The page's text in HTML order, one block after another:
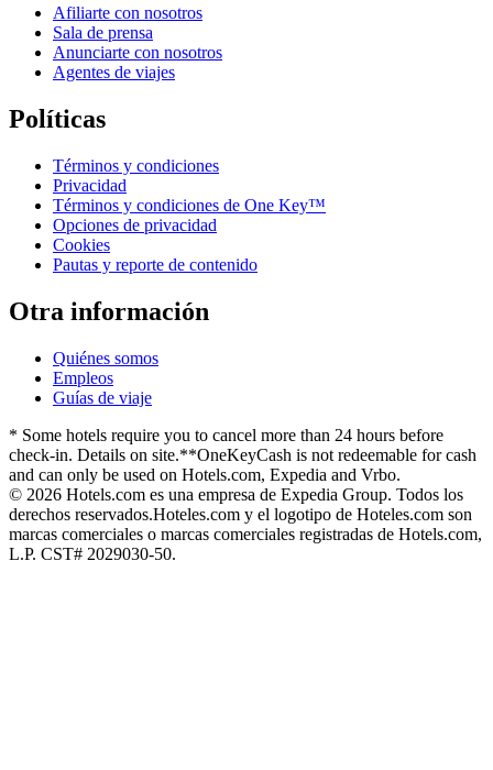
Afiliarte con nosotros
Sala de prensa
Anunciarte con nosotros
Agentes de viajes
Políticas
Términos y condiciones
Privacidad
Términos y condiciones de One Key™
Opciones de privacidad
Cookies
Pautas y reporte de contenido
Otra información
Quiénes somos
Empleos
Guías de viaje
* Some hotels require you to cancel more than 24 hours before
check-in. Details on site.**OneKeyCash is not redeemable for cash
and can only be used on Hotels.com, Expedia and Vrbo.
© 2026 Hotels.com es una empresa de Expedia Group. Todos los
derechos reservados.Hoteles.com y el logotipo de Hoteles.com son
marcas comerciales o marcas comerciales registradas de Hotels.com,
L.P. CST# 2029030-50.